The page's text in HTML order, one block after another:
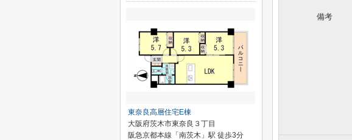
備考
東奈良高層住宅E棟
大阪府茨木市東奈良３丁目
阪急京都本線「南茨木」駅 徒歩3分